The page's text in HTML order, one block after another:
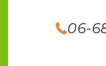
06-